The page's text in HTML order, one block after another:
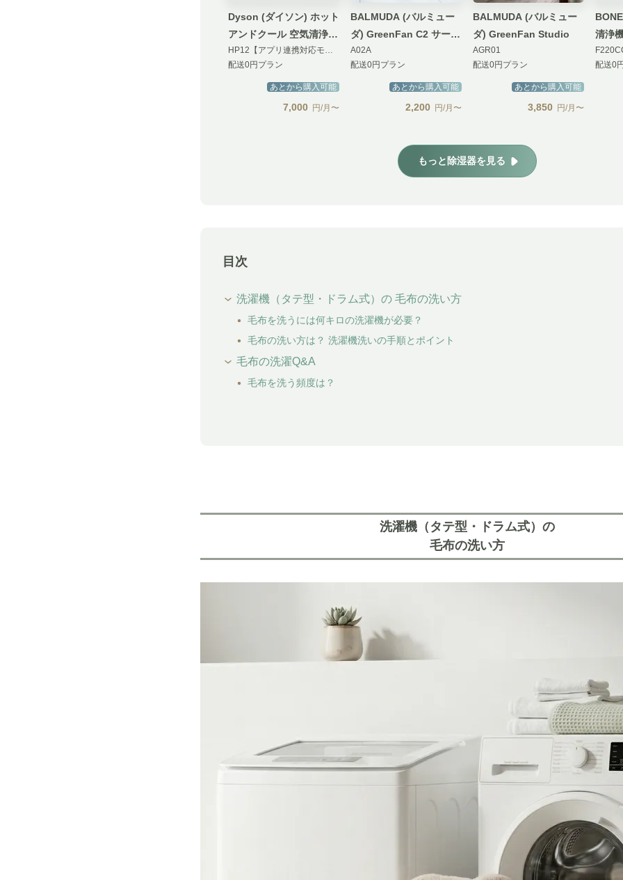
Dyson (ダイソン) ホット
アンドクール 空気清浄機
De-NOx
HP12【アプリ連携対応モデル】
配送0円プラン
あとから購入可能
7,000 円/月〜
BALMUDA (バルミュー
ダ) GreenFan C2 サーキ
ュレーター
A02A
配送0円プラン
あとから購入可能
2,200 円/月〜
BALMUDA (バルミュー
ダ) GreenFan Studio
AGR01
配送0円プラン
あとから購入可能
3,850 円/月〜
清浄
ー
配送0
もっと除湿器を見る
目次
洗濯機（タテ型・ドラム式）の 毛布の洗い方
毛布を洗うには何キロの洗濯機が必要？
毛布の洗い方は？ 洗濯機洗いの手順とポイント
毛布の洗濯Q&A
毛布を洗う頻度は？
洗濯機（タテ型・ドラム式）の
毛布の洗い方